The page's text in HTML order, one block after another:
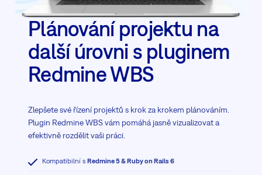
Plánování projektu na
další úrovni s pluginem
Redmine WBS
Zlepšete své řízení projektů s krok za krokem plánováním.
Plugin Redmine WBS vám pomáhá jasně vizualizovat a
efektivně rozdělit vaši práci.
Kompatibilní s Redmine 5 & Ruby on Rails 6